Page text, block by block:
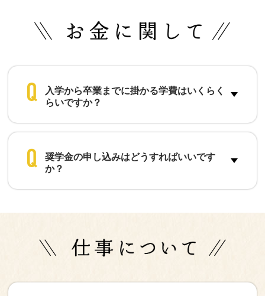
入学から卒業までに掛かる学費はいくらく
らいですか？
奨学金の申し込みはどうすればいいです
か？